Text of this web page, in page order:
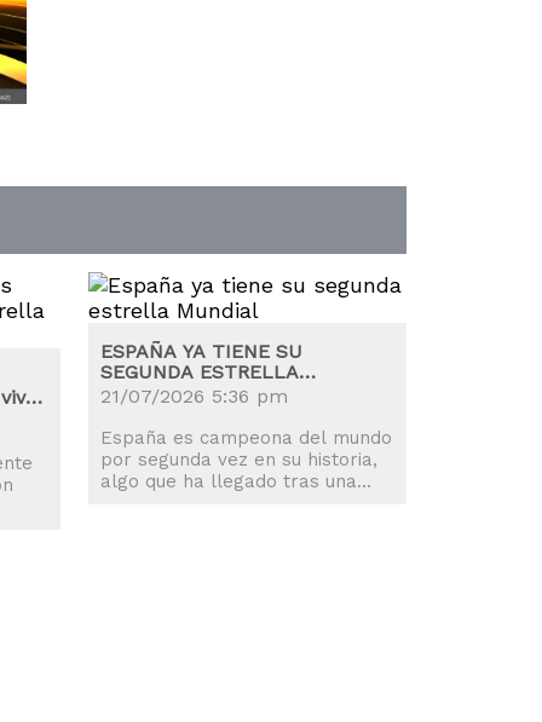
ESPAÑA YA TIENE SU
SEGUNDA ESTRELLA
MUNDIAL
21/07/2026 5:36 pm
España es campeona del mundo
por segunda vez en su historia,
algo que ha llegado tras una